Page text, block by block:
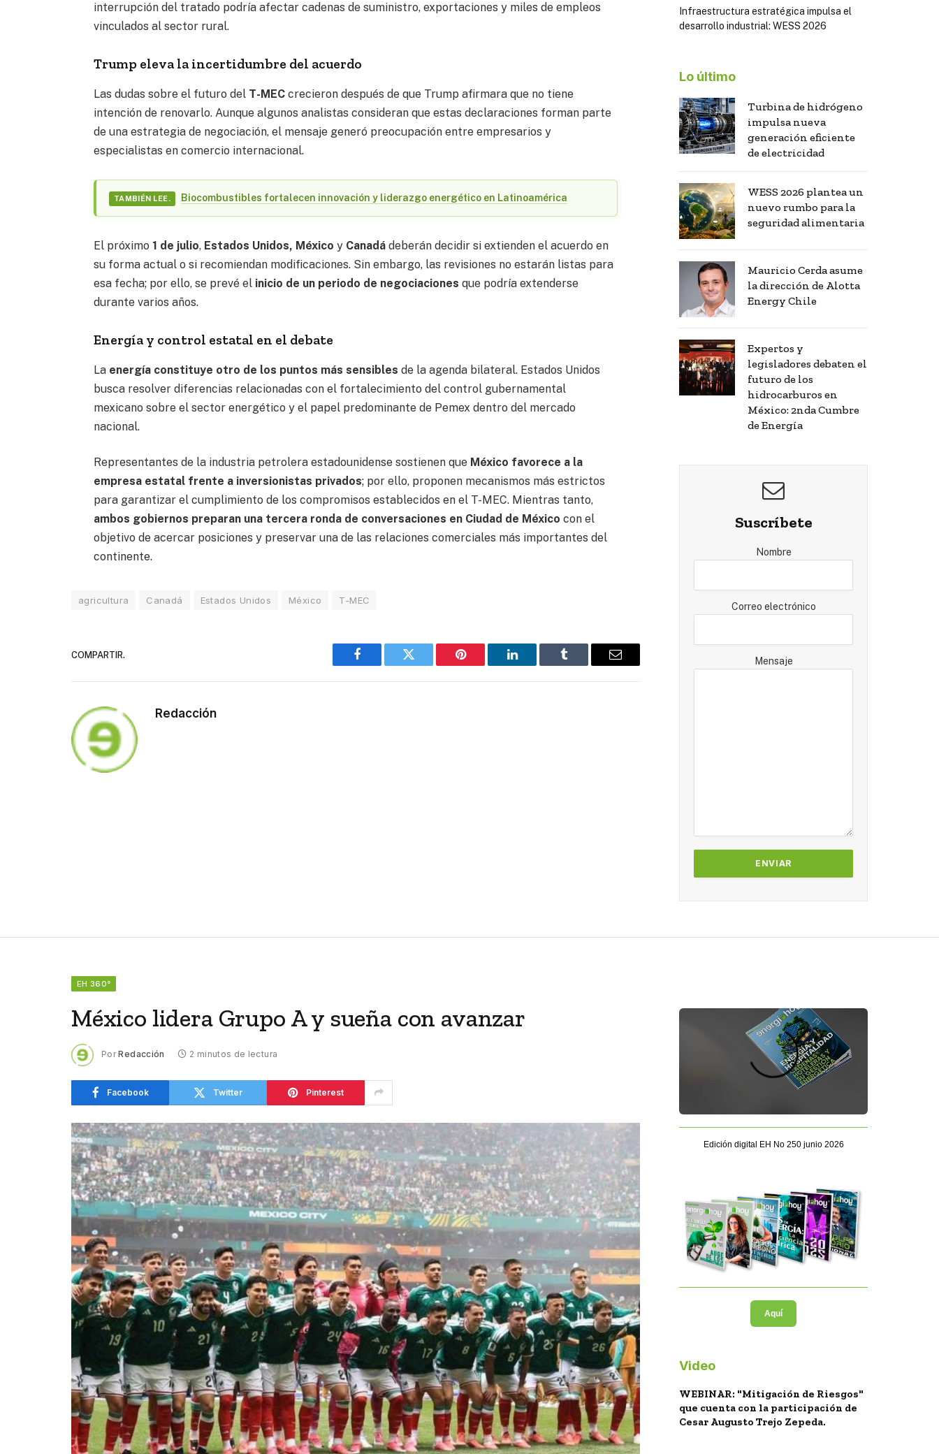
interrupción del tratado podría afectar cadenas de suministro, exportaciones y miles de empleos
vinculados al sector rural.
Trump eleva la incertidumbre del acuerdo
Las dudas sobre el futuro del T-MEC crecieron después de que Trump afirmara que no tiene
intención de renovarlo. Aunque algunos analistas consideran que estas declaraciones forman parte
de una estrategia de negociación, el mensaje generó preocupación entre empresarios y
especialistas en comercio internacional.
TAMBIÉN LEE. Biocombustibles fortalecen innovación y liderazgo energético en Latinoamérica
El próximo 1 de julio, Estados Unidos, Méxicoy Canadá deberán decidir si extienden el acuerdo en
su forma actual o si recomiendan modificaciones. Sin embargo, las revisiones no estarán listas para
esa fecha; por ello, se prevé el inicio de un periodo de negociaciones que podría extenderse
durante varios años.
Energía y control estatal en el debate
La energía constituye otro de los puntos más sensibles de la agenda bilateral. Estados Unidos
busca resolver diferencias relacionadas con el fortalecimiento del control gubernamental
mexicano sobre el sector energético y el papel predominante de Pemex dentro del mercado
nacional.
Representantes de la industria petrolera estadounidense sostienen que México favorece a la
empresa estatal frente a inversionistas privados; por ello, proponen mecanismos más estrictos
para garantizar el cumplimiento de los compromisos establecidos en el T-MEC. Mientras tanto,
ambos gobiernos preparan una tercera ronda de conversaciones en Ciudad de México con el
objetivo de acercar posiciones y preservar una de las relaciones comerciales más importantes del
continente.
agricultura Canadá Estados Unidos México T-MEC
COMPARTIR.
Facebook Twitter Pinterest LinkedIn Tumblr Email
Redacción
Infraestructura estratégica impulsa el
desarrollo industrial: WESS 2026
Lo último
Turbina de hidrógeno
impulsa nueva
generación eficiente
de electricidad
WESS 2026 plantea un
nuevo rumbo para la
seguridad alimentaria
Mauricio Cerda asume
la dirección de Alotta
Energy Chile
Expertos y
legisladores debaten el
futuro de los
hidrocarburos en
México: 2nda Cumbre
de Energía
Suscríbete
Nombre
Correo electrónico
Mensaje
EH 360°
México lidera Grupo A y sueña con avanzar
Por Redacción 2 minutos de lectura
Facebook Twitter Pinterest
Edición digital EH No 250 junio 2026
Aquí
Video
WEBINAR: "Mitigación de Riesgos"
que cuenta con la participación de
Cesar Augusto Trejo Zepeda.